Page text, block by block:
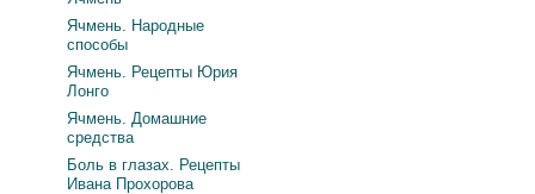
Ячмень. Народные
способы
Ячмень. Рецепты Юрия
Лонго
Ячмень. Домашние
средства
Боль в глазах. Рецепты
Ивана Прохорова